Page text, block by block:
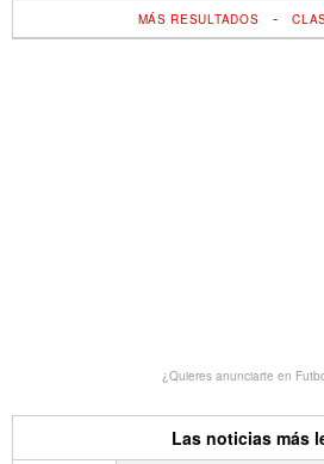
MÁS RESULTADOS -
¿Quieres anunciarte en
Las noticias más